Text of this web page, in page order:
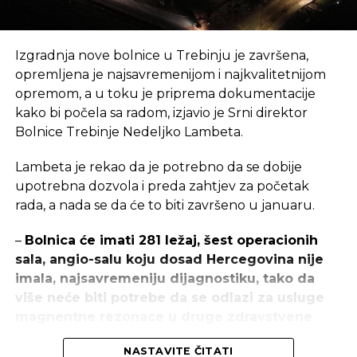
Izgradnja nove bolnice u Trebinju je završena,
opremljena je najsavremenijom i najkvalitetnijom
opremom, a u toku je priprema dokumentacije
kako bi počela sa radom, izjavio je Srni direktor
Bolnice Trebinje Nedeljko Lambeta.
Lambeta je rekao da je potrebno da se dobije
upotrebna dozvola i preda zahtjev za početak
rada, a nada se da će to biti završeno u januaru.
– Bolnica će imati 281 ležaj, šest operacionih
sala, angio-salu koju dosad Hercegovina nije
imala, najsavremeniju dijagnostiku, tako da
više neće biti potrebe da se odlazi za usluge
– naglasio je Lambeta.
NASTAVITE ČITATI